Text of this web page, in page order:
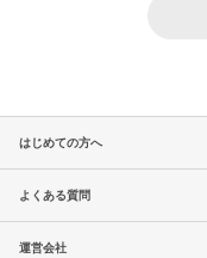
はじめての方へ
よくある質問
運営会社